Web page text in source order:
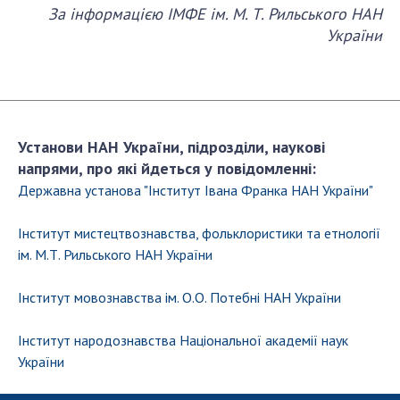
За інформацією ІМФЕ ім. М. Т. Рильського НАН
України
Установи НАН України, підрозділи, наукові
напрями, про які йдеться у повідомленні:
Державна установа "Iнститут Івана Франка НАН України"
Інститут мистецтвознавства, фольклористики та етнології
ім. М.Т. Рильського НАН України
Інститут мовознавства ім. О.О. Потебні НАН України
Інститут народознавства Національної академії наук
України